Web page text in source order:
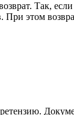
Так,
При этом